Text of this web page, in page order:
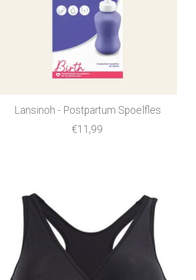
Lansinoh - Postpartum Spoelfles
€11,99